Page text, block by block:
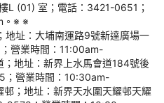
L (01) 室；電話：3421-0651；
。※ ※
地址：大埔南運路9號新達廣場一
營業時間：11:00am-
地址：新界上水馬會道184號後
；營業時間：10:30am-
；地址：新界天水圍天耀邨天耀